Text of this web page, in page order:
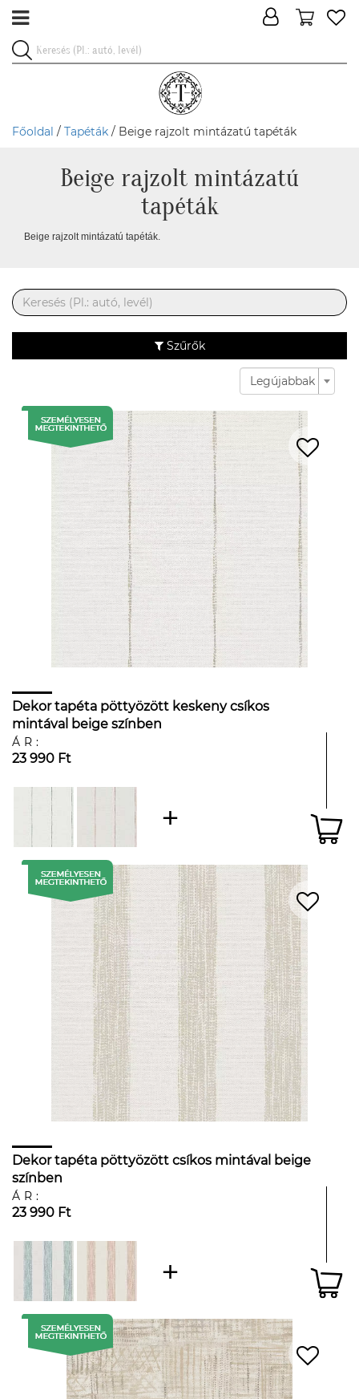
Főoldal / Tapéták / Beige rajzolt mintázatú tapéták
Beige rajzolt mintázatú
tapéták
Beige rajzolt mintázatú tapéták.
Szűrők
Legújabbak
Dekor tapéta pöttyözött keskeny csíkos
mintával beige színben
ÁR:
23 990 Ft
Dekor tapéta pöttyözött csíkos mintával beige
színben
ÁR:
23 990 Ft